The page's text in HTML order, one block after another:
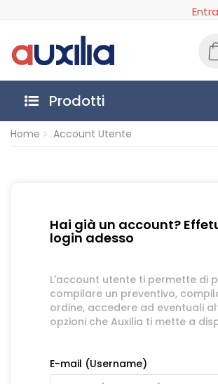
Entra
Prodotti
Home Account Utente
Hai già un account?
login adesso
L'account utente ti permette di
compilare un preventivo,
ordine, accedere ad eventuali
opzioni che Auxilia ti mette a
E-mail (Username)